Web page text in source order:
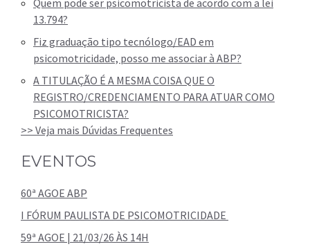
13.794?
Fiz graduação tipo tecnólogo/EAD em
psicomotricidade, posso me associar à ABP?
A TITULAÇÃO É A MESMA COISA QUE O
REGISTRO/CREDENCIAMENTO PARA ATUAR COMO
PSICOMOTRICISTA?
>> Veja mais Dúvidas Frequentes
EVENTOS
60ª AGOE ABP
I FÓRUM PAULISTA DE PSICOMOTRICIDADE
59ª AGOE | 21/03/26 ÀS 14H